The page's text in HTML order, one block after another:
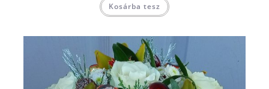
Kosárba tesz